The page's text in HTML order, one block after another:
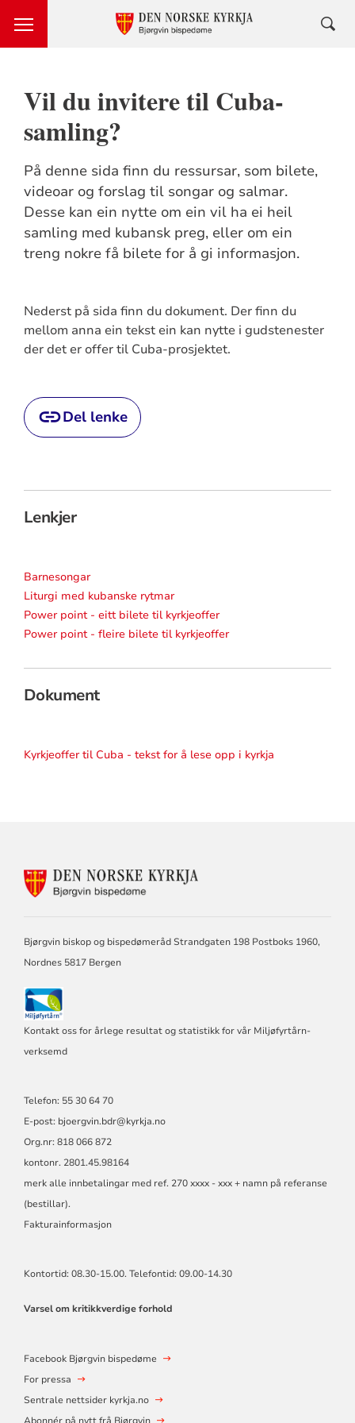
Vil du invitere til Cuba-
samling?
På denne sida finn du ressursar, som bilete,
videoar og forslag til songar og salmar.
Desse kan ein nytte om ein vil ha ei heil
samling med kubansk preg, eller om ein
treng nokre få bilete for å gi informasjon.
Nederst på sida finn du dokument. Der finn du
mellom anna ein tekst ein kan nytte i gudstenester
der det er offer til Cuba-prosjektet.
Del lenke
Lenkjer
Barnesongar
Liturgi med kubanske rytmar
Power point - eitt bilete til kyrkjeoffer
Power point - fleire bilete til kyrkjeoffer
Dokument
Kyrkjeoffer til Cuba - tekst for å lese opp i kyrkja
KONTAKTINFORMASJON
Bjørgvin biskop og bispedømeråd Strandgaten 198 Postboks 1960,
Nordnes 5817 Bergen
Kontakt oss for årlege resultat og statistikk for vår Miljøfyrtårn-
verksemd
Telefon: 55 30 64 70
E-post: bjoergvin.bdr@kyrkja.no
Org.nr: 818 066 872
kontonr. 2801.45.98164
merk alle innbetalingar med ref. 270 xxxx - xxx + namn på referanse
(bestillar).
Fakturainformasjon
Kontortid: 08.30-15.00. Telefontid: 09.00-14.30
Varsel om kritikkverdige forhold
Facebook Bjørgvin bispedøme
For pressa
Sentrale nettsider kyrkja.no